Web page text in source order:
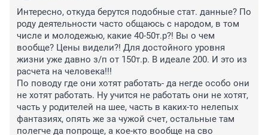
Интересно, откуда берутся подобные стат. данные? По
роду деятельности часто общаюсь с народом, в том
числе и молодежью, какие 40-50т.р?! Вы о чем
вообще? Цены видели?! Для достойного уровня
жизни уже давно з/п от 150т.р. В идеале 200. И это из
расчета на человека!!!
По поводу где они хотят работать- да негде особо они
не хотят работать. Ну учится не работать они не хотят,
часть у родителей на шее, часть в каких-то нелепых
фантазиях, опять же за чужой счет, остальные там
полегче да попроще, а кое-кто вообще на сво